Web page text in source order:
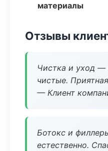
материалы
Отзывы
Чистка и уход
чистые.
— Клиент
Ботокс и
естественно.